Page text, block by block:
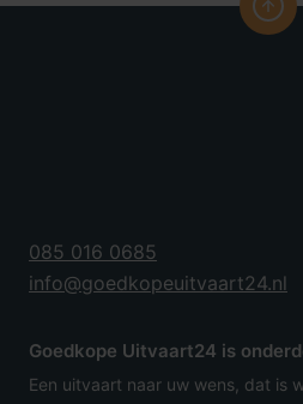
085 016 0685
info@goedkopeuitvaart24.nl
Goedkope Uitvaart24 is
Een uitvaart naar uw wens, dat is